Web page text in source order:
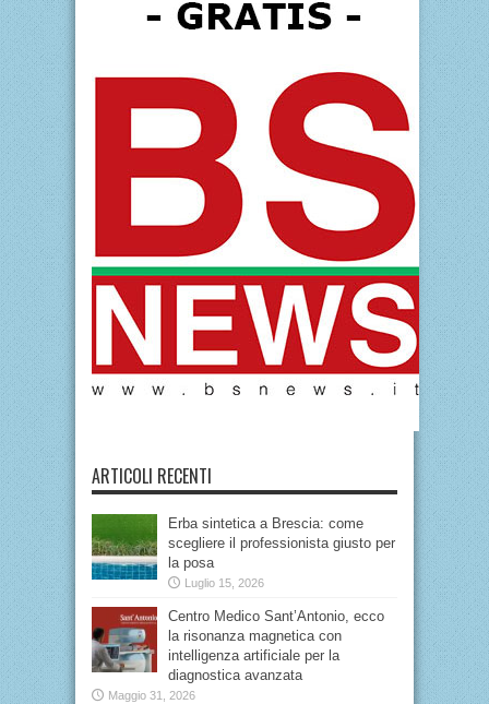
ARTICOLI RECENTI
Erba sintetica a Brescia: come
scegliere il professionista giusto per
la posa
Luglio 15, 2026
Centro Medico Sant’Antonio, ecco
la risonanza magnetica con
intelligenza artificiale per la
diagnostica avanzata
Maggio 31, 2026